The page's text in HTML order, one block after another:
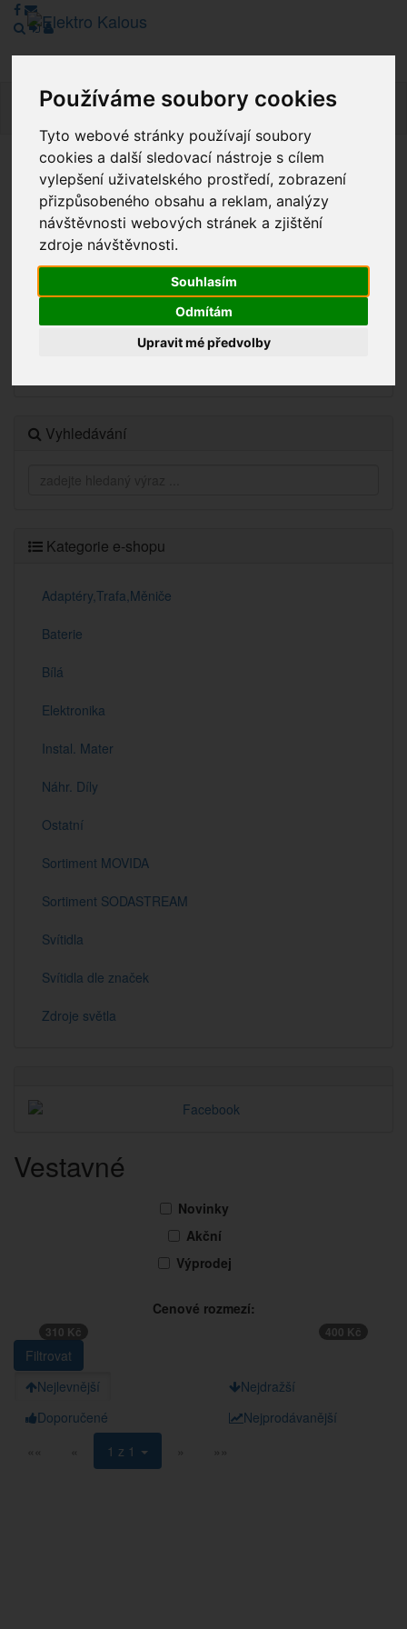
Používáme soubory cookies
Tyto webové stránky používají soubory
cookies a další sledovací nástroje s cílem
vylepšení uživatelského prostředí, zobrazení
přizpůsobeného obsahu a reklam, analýzy
návštěvnosti webových stránek a zjištění
zdroje návštěvnosti.
Souhlasím
Odmítám
Upravit mé předvolby
Vážení zákazníci, v tuto chvíli je Náš internetový obchod v
režimu Katalogu. Objednávky on-line nyní nelze vyřídit.
Děkujeme za pochopení.
Novinky
Vyhledávání
Kategorie e-shopu
Adaptéry,Trafa,Měniče
Baterie
Bílá
Elektronika
Instal. Mater
Náhr. Díly
Ostatní
Sortiment MOVIDA
Sortiment SODASTREAM
Svítidla
Svítidla dle značek
Zdroje světla
Vestavné
Novinky
Akční
Výprodej
Cenové rozmezí:
310 Kč 400 Kč
Nejlevnější
Nejdražší
Doporučené
Nejprodávanější
««
« 1 z 1 » »»